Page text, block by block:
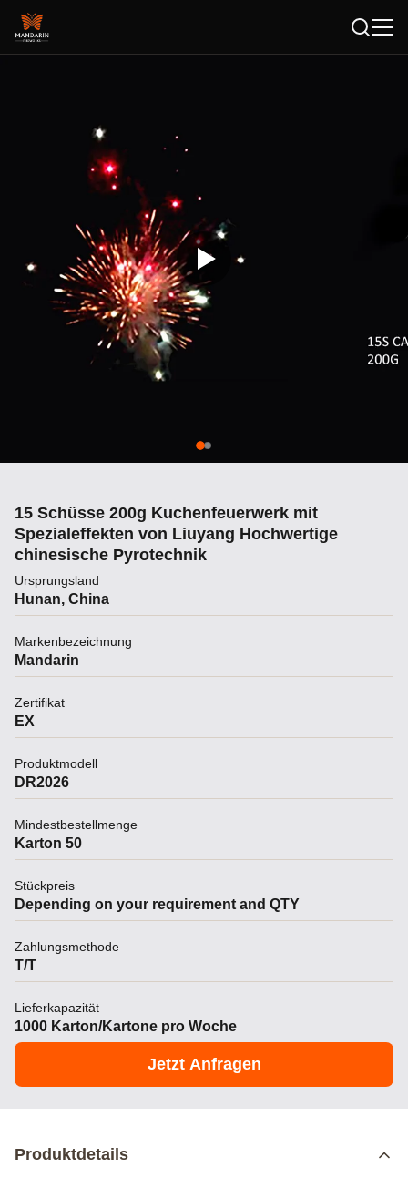
15 Schüsse 200g Kuchenfeuerwerk mit
Spezialeffekten von Liuyang Hochwertige
chinesische Pyrotechnik
Ursprungsland
Hunan, China
Markenbezeichnung
Mandarin
Zertifikat
EX
Produktmodell
DR2026
Mindestbestellmenge
Karton 50
Stückpreis
Depending on your requirement and QTY
Zahlungsmethode
T/T
Lieferkapazität
1000 Karton/Kartone pro Woche
Jetzt Anfragen
Produktdetails